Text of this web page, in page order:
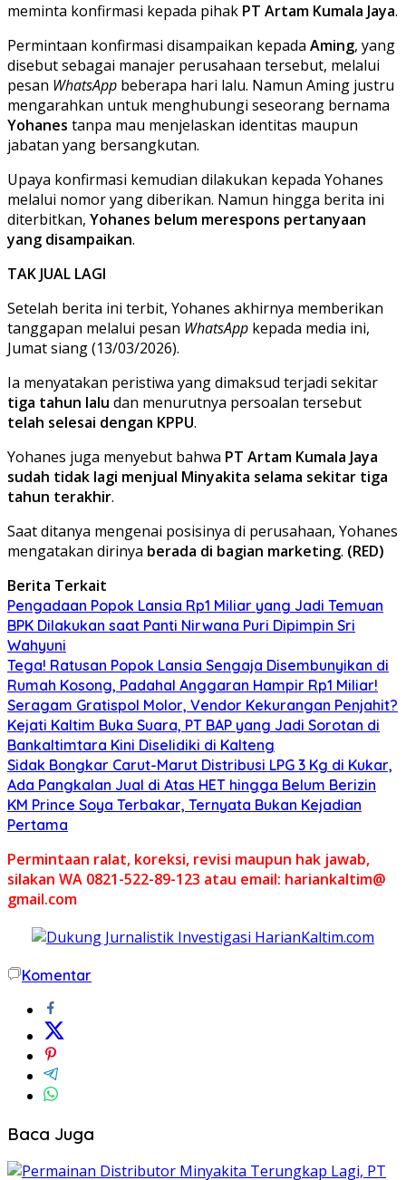
meminta konfirmasi kepada pihak PT Artam Kumala Jaya.
Permintaan konfirmasi disampaikan kepada Aming, yang
disebut sebagai manajer perusahaan tersebut, melalui
pesan WhatsApp beberapa hari lalu. Namun Aming justru
mengarahkan untuk menghubungi seseorang bernama
Yohanes tanpa mau menjelaskan identitas maupun
jabatan yang bersangkutan.
Upaya konfirmasi kemudian dilakukan kepada Yohanes
melalui nomor yang diberikan. Namun hingga berita ini
diterbitkan, Yohanes belum merespons pertanyaan
yang disampaikan.
TAK JUAL LAGI
Setelah berita ini terbit, Yohanes akhirnya memberikan
tanggapan melalui pesan WhatsApp kepada media ini,
Jumat siang (13/03/2026).
Ia menyatakan peristiwa yang dimaksud terjadi sekitar
tiga tahun lalu dan menurutnya persoalan tersebut
telah selesai dengan KPPU.
Yohanes juga menyebut bahwa PT Artam Kumala Jaya
sudah tidak lagi menjual Minyakita selama sekitar tiga
tahun terakhir.
Saat ditanya mengenai posisinya di perusahaan, Yohanes
mengatakan dirinya berada di bagian marketing. (RED)
Berita Terkait
Pengadaan Popok Lansia Rp1 Miliar yang Jadi Temuan
BPK Dilakukan saat Panti Nirwana Puri Dipimpin Sri
Wahyuni
Tega! Ratusan Popok Lansia Sengaja Disembunyikan di
Rumah Kosong, Padahal Anggaran Hampir Rp1 Miliar!
Seragam Gratispol Molor, Vendor Kekurangan Penjahit?
Kejati Kaltim Buka Suara, PT BAP yang Jadi Sorotan di
Bankaltimtara Kini Diselidiki di Kalteng
Sidak Bongkar Carut-Marut Distribusi LPG 3 Kg di Kukar,
Ada Pangkalan Jual di Atas HET hingga Belum Berizin
KM Prince Soya Terbakar, Ternyata Bukan Kejadian
Pertama
Permintaan ralat, koreksi, revisi maupun hak jawab,
silakan WA 0821-522-89-123 atau email: hariankaltim@
gmail.com
Komentar
Baca Juga